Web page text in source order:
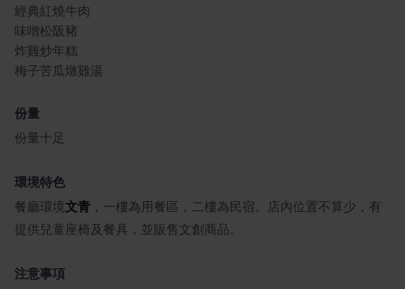
經典紅燒牛肉
味噌松阪豬
炸雞炒年糕
梅子苦瓜燉雞湯
份量
份量十足
環境特色
餐廳環境文青 ，一樓為用餐區，二樓為民宿。店內位置不算少，有
提供兒童座椅及餐具，並販售文創商品。
注意事項